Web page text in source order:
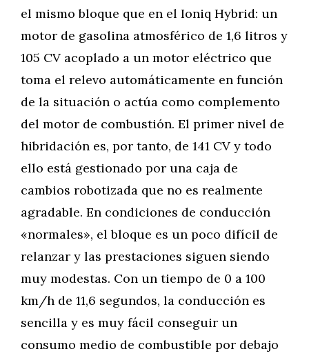
el mismo bloque que en el Ioniq Hybrid: un
motor de gasolina atmosférico de 1,6 litros y
105 CV acoplado a un motor eléctrico que
toma el relevo automáticamente en función
de la situación o actúa como complemento
del motor de combustión. El primer nivel de
hibridación es, por tanto, de 141 CV y todo
ello está gestionado por una caja de
cambios robotizada que no es realmente
agradable. En condiciones de conducción
«normales», el bloque es un poco difícil de
relanzar y las prestaciones siguen siendo
muy modestas. Con un tiempo de 0 a 100
km/h de 11,6 segundos, la conducción es
sencilla y es muy fácil conseguir un
consumo medio de combustible por debajo